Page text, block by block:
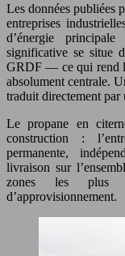
Les données publiées
entreprises
d’énergie
significative se situe
GRDF — ce qui rend
absolument centrale.
traduit directement par
Le propane en
construction :
permanente,
livraison sur
zones les plus
d’approvisionnement.